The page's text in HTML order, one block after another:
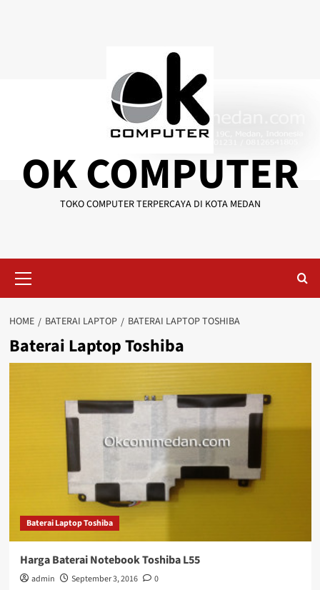
OK COMPUTER
TOKO COMPUTER TERPERCAYA DI KOTA MEDAN
Menu
HOME BATERAI LAPTOP BATERAI LAPTOP TOSHIBA
Baterai Laptop Toshiba
Baterai Laptop Toshiba
Harga Baterai Notebook Toshiba L55
admin September 3, 2016
0